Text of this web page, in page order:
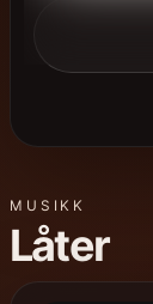
MUSIKK
Låter